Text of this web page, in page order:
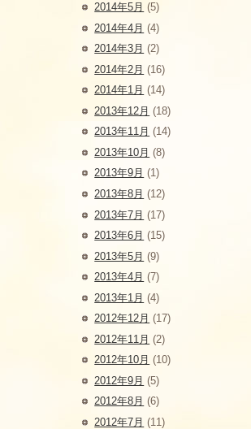
2014年5月 (5)
2014年4月 (4)
2014年3月 (2)
2014年2月 (16)
2014年1月 (14)
2013年12月 (18)
2013年11月 (14)
2013年10月 (8)
2013年9月 (1)
2013年8月 (12)
2013年7月 (17)
2013年6月 (15)
2013年5月 (9)
2013年4月 (7)
2013年1月 (4)
2012年12月 (17)
2012年11月 (2)
2012年10月 (10)
2012年9月 (5)
2012年8月 (6)
2012年7月 (11)